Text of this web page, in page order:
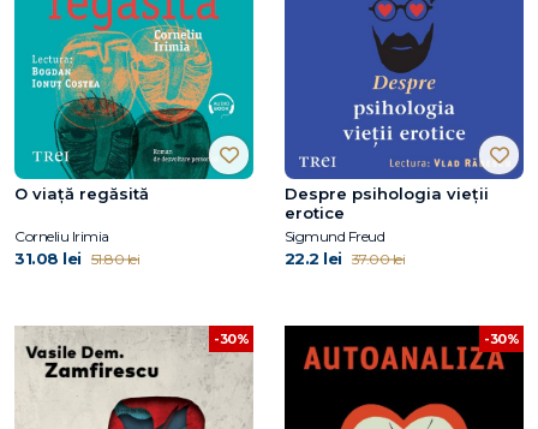
O viață regăsită
Corneliu Irimia
31.08 lei 51.80 lei
Despre psihologia vieții
erotice
Sigmund Freud
22.2 lei 37.00 lei
-30% -30%